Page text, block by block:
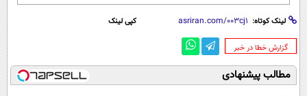
لینک کوتاه: کپی لینک
‌گزارش خطا در خبر
مطالب پیشنهادی